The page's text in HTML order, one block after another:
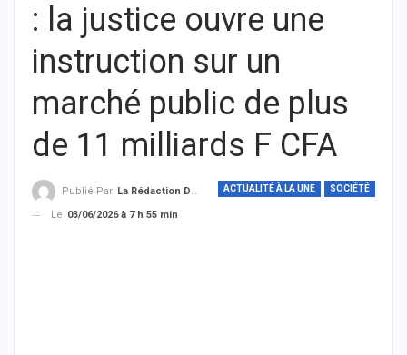
: la justice ouvre une
instruction sur un
marché public de plus
de 11 milliards F CFA
ACTUALITÉ À LA UNE SOCIÉTÉ
Publié Par La Rédaction De THIEYSENEGAL.com
Le 03/06/2026 à 7 h 55 min